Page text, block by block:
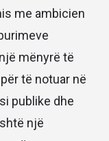
me ambicien
mënyrë të
të notuar në
publike dhe
një